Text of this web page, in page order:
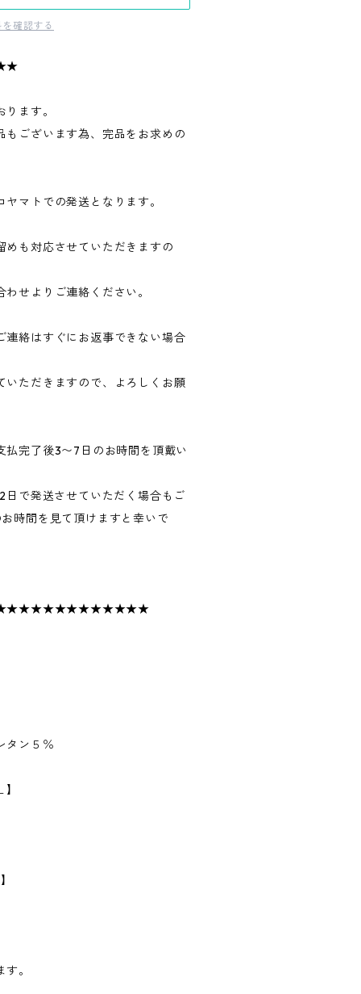
確認する
ます。
ございます為、完品をお求めの
マトでの発送となります。
めも対応させていただきますの
せよりご連絡ください。
連絡はすぐにお返事できない場合
いただきますので、よろしくお願
払完了後3〜7日のお時間を頂戴い
日で発送させていただく場合もご
時間を見て頂けますと幸いで
タン５％
。